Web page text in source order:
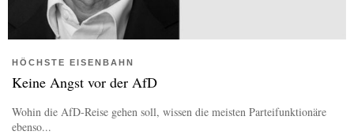
HÖCHSTE EISENBAHN
Keine Angst vor der AfD
Wohin die AfD-Reise gehen soll, wissen die meisten Parteifunktionäre
ebenso...